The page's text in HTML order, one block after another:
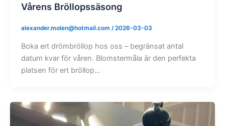
Vårens Bröllopssäsong
alexander.molen@hotmail.com /2026-03-03
Boka ert drömbröllop hos oss – begränsat antal
datum kvar för våren. Blomstermåla är den perfekta
platsen för ert bröllop…